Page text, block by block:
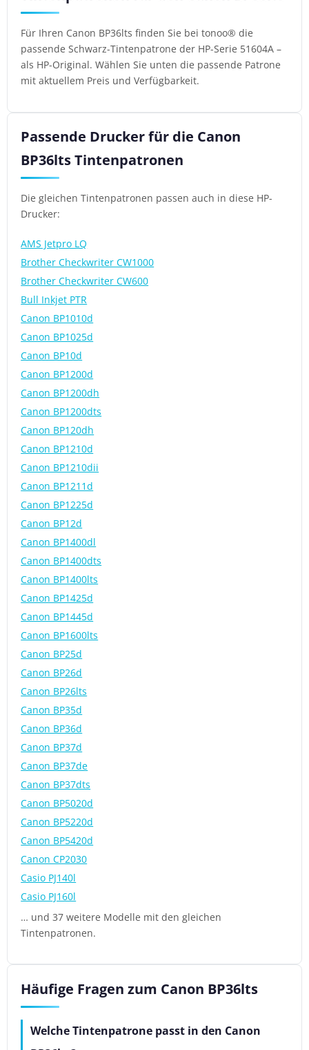
Für Ihren Canon BP36lts finden Sie bei tonoo® die
passende Schwarz-Tintenpatrone der HP-Serie 51604A –
als HP-Original. Wählen Sie unten die passende Patrone
mit aktuellem Preis und Verfügbarkeit.
Passende Drucker für die Canon
BP36lts Tintenpatronen
Die gleichen Tintenpatronen passen auch in diese HP-
Drucker:
AMS Jetpro LQ
Brother Checkwriter CW1000
Brother Checkwriter CW600
Bull Inkjet PTR
Canon BP1010d
Canon BP1025d
Canon BP10d
Canon BP1200d
Canon BP1200dh
Canon BP1200dts
Canon BP120dh
Canon BP1210d
Canon BP1210dii
Canon BP1211d
Canon BP1225d
Canon BP12d
Canon BP1400dl
Canon BP1400dts
Canon BP1400lts
Canon BP1425d
Canon BP1445d
Canon BP1600lts
Canon BP25d
Canon BP26d
Canon BP26lts
Canon BP35d
Canon BP36d
Canon BP37d
Canon BP37de
Canon BP37dts
Canon BP5020d
Canon BP5220d
Canon BP5420d
Canon CP2030
Casio PJ140l
Casio PJ160l
… und 37 weitere Modelle mit den gleichen
Tintenpatronen.
Häufige Fragen zum Canon BP36lts
Welche Tintenpatrone passt in den Canon